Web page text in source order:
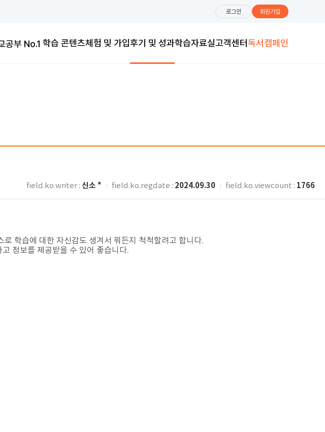
로그인 회원가입
연계100%
공부 No.1 학습 콘텐츠체험 및 가입후기 및 성과학습자료실고객센터독서캠페인
field.ko.writer : 신소 * field.ko.regdate : 2024.09.30 field.ko.viewcount : 1766
학습에 대한 자신감도 생겨서 뭐든지 척척할려고 합니다.
정보를 제공받을 수 있어 좋습니다.